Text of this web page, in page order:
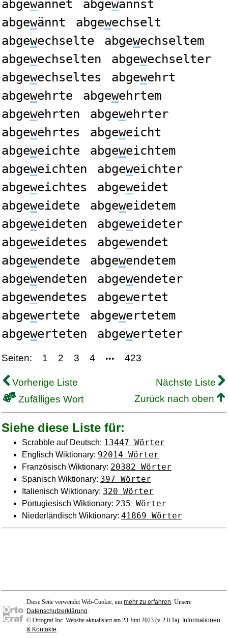
abgewännet abgewännst
abgewännt abgewechselt
abgewechselte abgewechseltem
abgewechselten abgewechselter
abgewechseltes abgewehrt
abgewehrte abgewehrtem
abgewehrten abgewehrter
abgewehrtes abgeweicht
abgeweichte abgeweichtem
abgeweichten abgeweichter
abgeweichtes abgeweidet
abgeweidete abgeweidetem
abgeweideten abgeweideter
abgeweidetes abgewendet
abgewendete abgewendetem
abgewendeten abgewendeter
abgewendetes abgewertet
abgewertete abgewertetem
abgewerteten abgewerteter
Seiten: 1 2 3 4 ••• 423
Vorherige Liste
Nächste Liste
Zufälliges Wort
Zurück nach oben
Siehe diese Liste für:
Scrabble auf Deutsch: 13447 Wörter
Englisch Wiktionary: 92014 Wörter
Französisch Wiktionary: 20382 Wörter
Spanisch Wiktionary: 397 Wörter
Italienisch Wiktionary: 320 Wörter
Portugiesisch Wiktionary: 235 Wörter
Niederländisch Wiktionary: 41869 Wörter
Diese Seite verwendet Web-Cookie, um mehr zu erfahren. Unsere
Datenschutzerklärung.
© Ortograf Inc. Website aktualisiert am 23 Juni 2023 (v-2.0.1a). Informationen
& Kontakte.